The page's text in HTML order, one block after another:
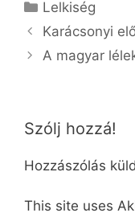
Kategória
Lelkiség
Karácsonyi
A magyar
Szólj hozzá!
Hozzászólás
This site uses